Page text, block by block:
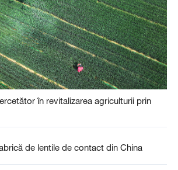
în revitalizarea agriculturii prin
de lentile de contact din China